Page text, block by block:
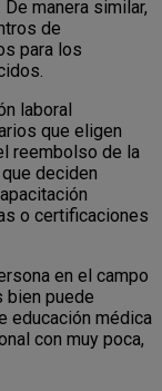
manera similar,
de
para los
laboral
que eligen
reembolso de la
deciden
o certificaciones
en el campo
bien puede
educación médica
con muy poca,